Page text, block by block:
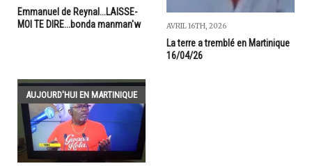
Emmanuel de Reynal...LAISSE-
MOI TE DIRE...bonda manman'w
AVRIL 16TH, 2026
La terre a tremblé en Martinique
16/04/26
AUJOURD'HUI EN MARTINIQUE